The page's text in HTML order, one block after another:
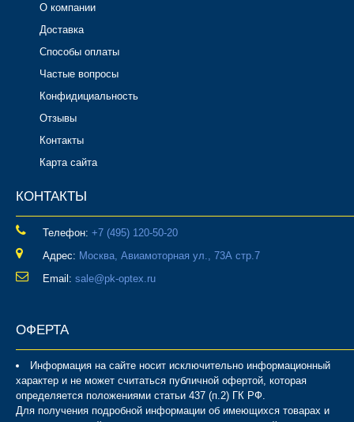
О компании
Доставка
Способы оплаты
Частые вопросы
Конфидициальность
Отзывы
Контакты
Карта сайта
КОНТАКТЫ
Телефон: ‎+7 (495) 120-50-20
Адрес: Москва, Авиамоторная ул., 73А стр.7
Email: sale@pk-optex.ru
ОФЕРТА
Информация на сайте носит исключительно информационный
характер и не может считаться публичной офертой, которая
определяется положениями статьи 437 (п.2) ГК РФ.
Для получения подробной информации об имеющихся товарах и